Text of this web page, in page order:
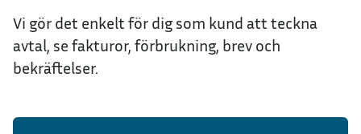
Vi gör det enkelt för dig som kund att teckna
avtal, se fakturor, förbrukning, brev och
bekräftelser.